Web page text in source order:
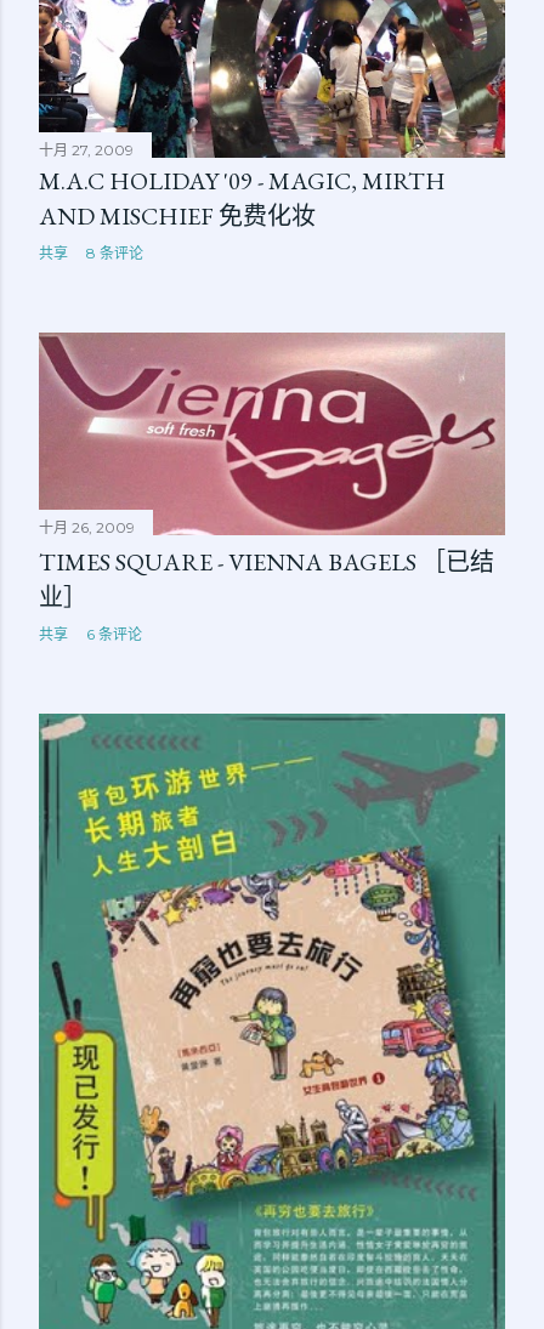
十月 27, 2009
M.A.C HOLIDAY '09 - MAGIC, MIRTH
AND MISCHIEF 免费化妆
共享 8 条评论
十月 26, 2009
TIMES SQUARE - VIENNA BAGELS ［已结
业］
共享 6 条评论